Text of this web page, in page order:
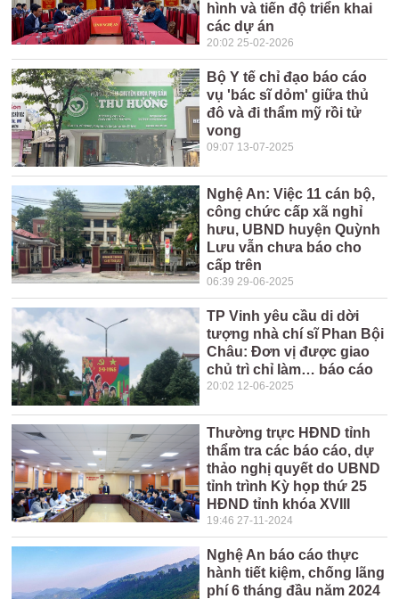
hình và tiến độ triển khai
các dự án
20:02 25-02-2026
Bộ Y tế chỉ đạo báo cáo
vụ 'bác sĩ dỏm' giữa thủ
đô và đi thẩm mỹ rồi tử
vong
09:07 13-07-2025
Nghệ An: Việc 11 cán bộ,
công chức cấp xã nghỉ
hưu, UBND huyện Quỳnh
Lưu vẫn chưa báo cho
cấp trên
06:39 29-06-2025
TP Vinh yêu cầu di dời
tượng nhà chí sĩ Phan Bội
Châu: Đơn vị được giao
chủ trì chỉ làm… báo cáo
20:02 12-06-2025
Thường trực HĐND tỉnh
thẩm tra các báo cáo, dự
thảo nghị quyết do UBND
tỉnh trình Kỳ họp thứ 25
HĐND tỉnh khóa XVIII
19:46 27-11-2024
Nghệ An báo cáo thực
hành tiết kiệm, chống lãng
phí 6 tháng đầu năm 2024